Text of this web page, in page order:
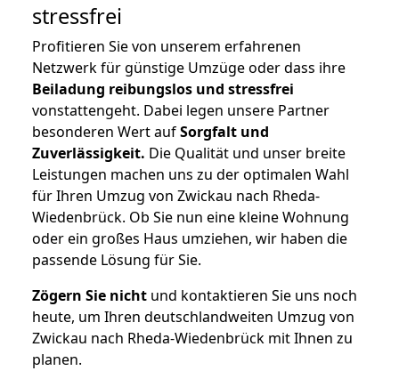
stressfrei
Profitieren Sie von unserem erfahrenen
Netzwerk für günstige Umzüge oder dass ihre
Beiladung reibungslos und stressfrei
vonstattengeht. Dabei legen unsere Partner
besonderen Wert aufSorgfalt und
Zuverlässigkeit. Die Qualität und unser breite
Leistungen machen uns zu der optimalen Wahl
für Ihren Umzug von Zwickau nach Rheda-
Wiedenbrück. Ob Sie nun eine kleine Wohnung
oder ein großes Haus umziehen, wir haben die
passende Lösung für Sie.
Zögern Sie nicht und kontaktieren Sie uns noch
heute, um Ihren deutschlandweiten Umzug von
Zwickau nach Rheda-Wiedenbrück mit Ihnen zu
planen.